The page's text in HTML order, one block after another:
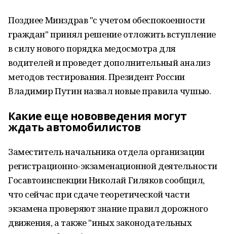
Позднее Минздрав "с учетом обеспокоенности
граждан" принял решение отложить вступление
в силу нового порядка медосмотра для
водителей и проведет дополнительный анализ
методов тестирования. Президент России
Владимир Путин назвал новые правила чушью.
Какие еще нововведения могут
ждать автомобилистов
Заместитель начальника отдела организации
регистрационно-экзаменационной деятельности
Госавтоинспекции Николай Гиляков сообщил,
что сейчас при сдаче теоретической части
экзамена проверяют знание правил дорожного
движения, а также "иных законодательных